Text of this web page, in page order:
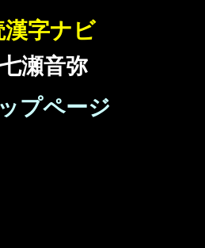
漢字ナビ
瀬音弥
プページ